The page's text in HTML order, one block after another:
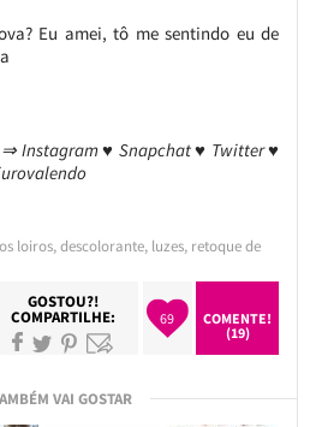
Eu amei, tô me sentindo eu de
⇒ Instagram ♥ Snapchat ♥ Twitter ♥
loiros,descolorante, luzes, retoque de
GOSTOU?!
COMPARTILHE: 69
COMENTE!
(19)
VAI GOSTAR